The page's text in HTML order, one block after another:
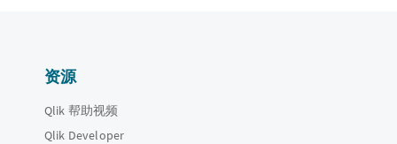
资源
Qlik 帮助视频
Qlik Developer